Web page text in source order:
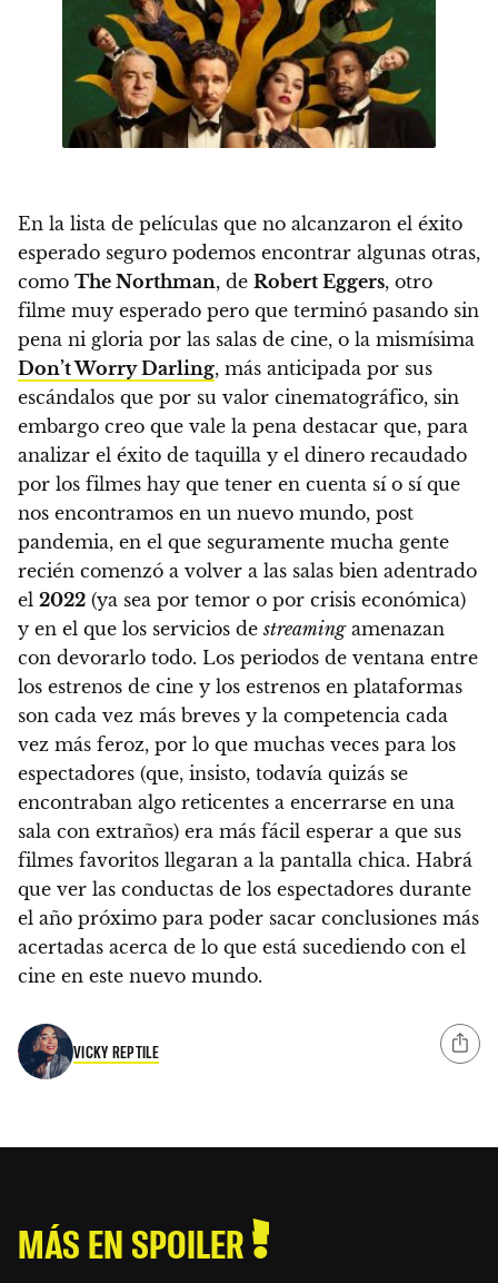
En la lista de películas que no alcanzaron el éxito
esperado seguro podemos encontrar algunas otras,
como The Northman, de Robert Eggers, otro
filme muy esperado pero que terminó pasando sin
pena ni gloria por las salas de cine, o la mismísima
Don’t Worry Darling, más anticipada por sus
escándalos que por su valor cinematográfico, sin
embargo creo que vale la pena destacar que, para
analizar el éxito de taquilla y el dinero recaudado
por los filmes hay que tener en cuenta sí o sí que
nos encontramos en un nuevo mundo, post
pandemia, en el que seguramente mucha gente
recién comenzó a volver a las salas bien adentrado
el 2022 (ya sea por temor o por crisis económica)
y en el que los servicios destreamingamenazan
con devorarlo todo. Los periodos de ventana entre
los estrenos de cine y los estrenos en plataformas
son cada vez más breves y la competencia cada
vez más feroz, por lo que muchas veces para los
espectadores (que, insisto, todavía quizás se
encontraban algo reticentes a encerrarse en una
sala con extraños) era más fácil esperar a que sus
filmes favoritos llegaran a la pantalla chica. Habrá
que ver las conductas de los espectadores durante
el año próximo para poder sacar conclusiones más
acertadas acerca de lo que está sucediendo con el
cine en este nuevo mundo.
VICKY REPTILE
MÁS EN SPOILER